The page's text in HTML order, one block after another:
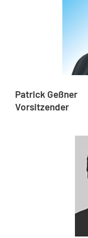
Patrick Geßner
Vorsitzender